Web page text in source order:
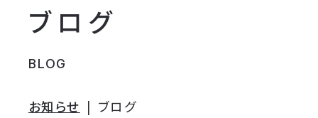
ブログ
BLOG
お知らせ ブログ